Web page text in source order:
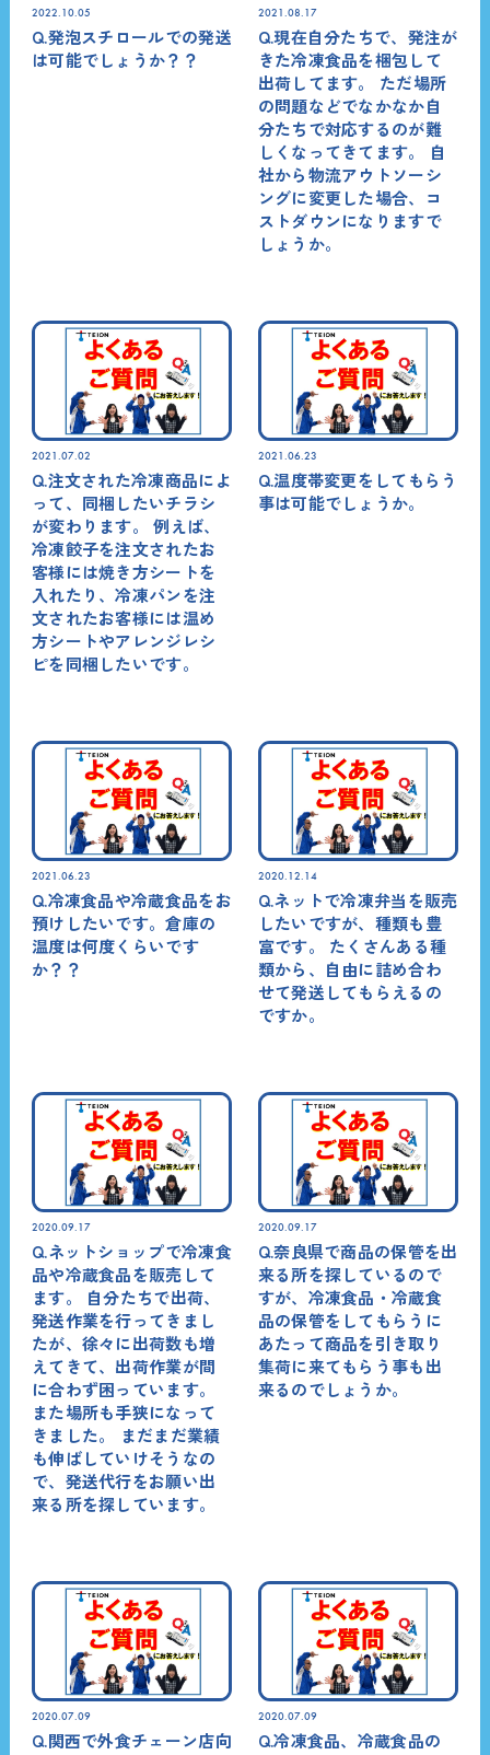
2022.10.05
Q.発泡スチロールでの発送
は可能でしょうか？？
2021.08.17
Q.現在自分たちで、発注が
きた冷凍食品を梱包して
出荷してます。 ただ場所
の問題などでなかなか自
分たちで対応するのが難
しくなってきてます。 自
社から物流アウトソーシ
ングに変更した場合、コ
ストダウンになりますで
しょうか。
2021.07.02
Q.注文された冷凍商品によ
って、同梱したいチラシ
が変わります。 例えば、
冷凍餃子を注文されたお
客様には焼き方シートを
入れたり、冷凍パンを注
文されたお客様には温め
方シートやアレンジレシ
ピを同梱したいです。
2021.06.23
Q.温度帯変更をしてもらう
事は可能でしょうか。
2021.06.23
Q.冷凍食品や冷蔵食品をお
預けしたいです。倉庫の
温度は何度くらいです
か？？
2020.12.14
Q.ネットで冷凍弁当を販売
したいですが、種類も豊
富です。 たくさんある種
類から、自由に詰め合わ
せて発送してもらえるの
ですか。
2020.09.17
Q.ネットショップで冷凍食
品や冷蔵食品を販売して
ます。 自分たちで出荷、
発送作業を行ってきまし
たが、徐々に出荷数も増
えてきて、出荷作業が間
に合わず困っています。
また場所も手狭になって
きました。 まだまだ業績
も伸ばしていけそうなの
で、発送代行をお願い出
来る所を探しています。
2020.09.17
Q.奈良県で商品の保管を出
来る所を探しているので
すが、冷凍食品・冷蔵食
品の保管をしてもらうに
あたって商品を引き取り
集荷に来てもらう事も出
来るのでしょうか。
2020.07.09
Q.関西で外食チェーン店向
2020.07.09
Q.冷凍食品、冷蔵食品の